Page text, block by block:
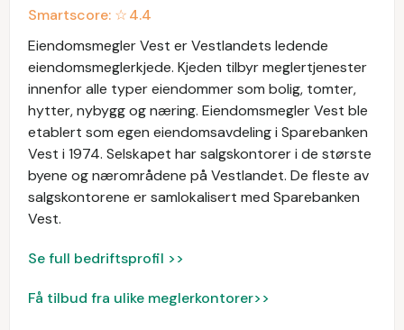
Smartscore: ☆4.4
Eiendomsmegler Vest er Vestlandets ledende
eiendomsmeglerkjede. Kjeden tilbyr meglertjenester
innenfor alle typer eiendommer som bolig, tomter,
hytter, nybygg og næring. Eiendomsmegler Vest ble
etablert som egen eiendomsavdeling i Sparebanken
Vest i 1974. Selskapet har salgskontorer i de største
byene og nærområdene på Vestlandet. De fleste av
salgskontorene er samlokalisert med Sparebanken
Vest.
Se full bedriftsprofil >>
Få tilbud fra ulike meglerkontorer>>